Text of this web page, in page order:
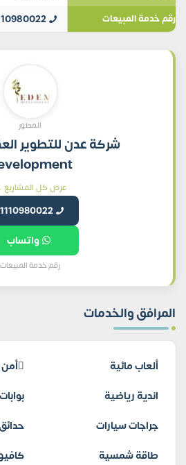
رقم خدمة المبيعات
المطور
عرض كل
واتساب
رقم خدمة المبيعات
المرافق والخدمات
ألعاب مائية
اندية رياضية
جراجات سيارات
طاقة شمسية